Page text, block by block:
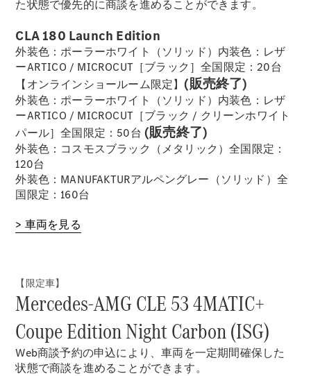
歴史とブラ
ンド
Mercedes-
AMG
Maybach
ALL TIME
Defining
た状態で優先的に商談を進めることができます。
CLA 180 Launch Edition
外装色：ポーラーホワイト（ソリッド）内装色：レザ
ーARTICO / MICROCUT［ブラック］全国限定：20台
【オンラインショールーム限定】(販売終了)
外装色：ポーラーホワイト（ソリッド）内装色：レザ
ーARTICO / MICROCUT［ブラック / クリーンホワイト
パール］全国限定：50台(販売終了)
外装色：コスモスブラック（メタリック）全国限定：
120台
外装色：MANUFAKTURアルペングレー（ソリッド）全
国限定：160台
> 車両を見る
【限定車】
Mercedes-AMG CLE 53 4MATIC+
Coupe Edition Night Carbon (ISG)
Web商談予約の申込により、車両を一定期間確保した
状態で商談を進めることができます。